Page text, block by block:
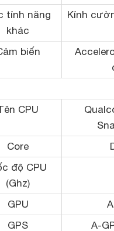
tính năng
khác
Kính
biến
CPU
Core
độ CPU
(Ghz)
GPU
GPS
A-